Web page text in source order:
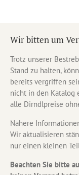
Wir bitten um
Trotz unserer
Stand zu halten,
bereits vergriffen
nicht in den Katalog
alle Dirndlpreise
Nähere
Wir aktualisieren
nur einen kleinen
Beachten Sie bitte